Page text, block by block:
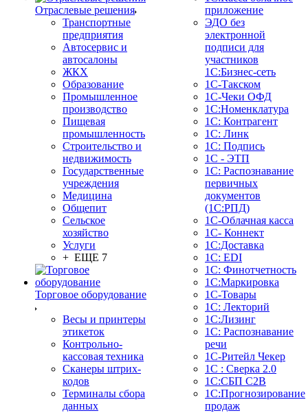
Отраслевые решения
Транспортные
предприятия
Автосервис и
автосалоны
ЖКХ
Образование
Промышленное
производство
Пищевая
промышленность
Строительство и
недвижимость
Государственные
учреждения
Медицина
Общепит
Сельское
хозяйство
Услуги
+ ЕЩЕ 7
Торговое оборудование
Весы и принтеры
этикеток
Контрольно-
кассовая техника
Сканеры штрих-
кодов
Терминалы сбора
данных
приложение
ЭДО без
электронной
подписи для
участников
1С:Бизнес-сеть
1С-Такском
1С-Чеки ОФД
1С:Номенклатура
1С: Контрагент
1С: Линк
1С: Подпись
1С - ЭТП
1С: Распознавание
первичных
документов
(1С:РПД)
1С-Облачная касса
1С- Коннект
1С:Доставка
1С: EDI
1С: Финотчетность
1С:Маркировка
1С-Товары
1С: Лекторий
1С:Лизинг
1С: Распознавание
речи
1C-Ритейл Чекер
1С : Сверка 2.0
1С:СБП C2B
1С:Прогнозирование
продаж